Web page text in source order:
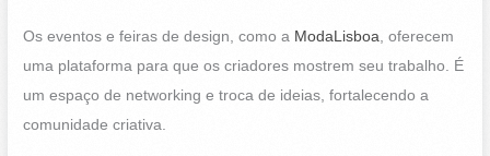
Os eventos e feiras de design, como a ModaLisboa, oferecem
uma plataforma para que os criadores mostrem seu trabalho. É
um espaço de networking e troca de ideias, fortalecendo a
comunidade criativa.